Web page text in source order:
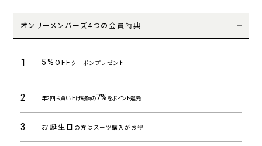
オンリーメンバーズ4つの会員特典
1 5%OFFクーポンプレゼント
2 年2回お買い上げ総額の7%をポイント還元
3 お誕生日 の方はスーツ購入がお得